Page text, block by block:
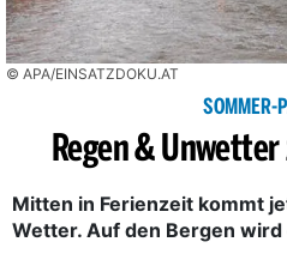
© APA/EINSATZDOKU.AT
SOMMER-
Regen &
Mitten in Ferienzeit kommt
Wetter. Auf den Bergen wird